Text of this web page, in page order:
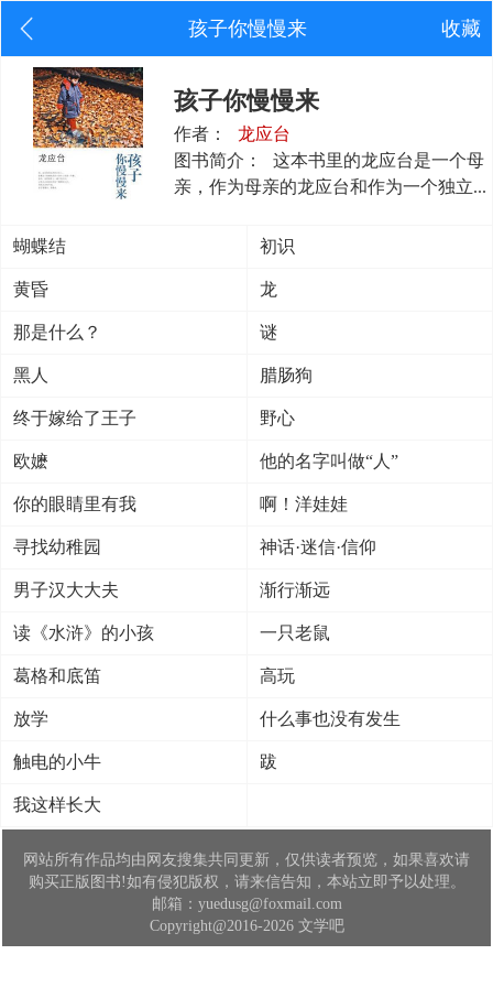
孩子你慢慢来 收藏
孩子你慢慢来
作者：
龙应台
图书简介：
这本书里的龙应台是一个母
亲，作为母亲的龙应台和作为一个独立...
蝴蝶结 初识
黄昏 龙
那是什么？ 谜
黑人 腊肠狗
终于嫁给了王子 野心
欧嬷 他的名字叫做“人”
你的眼睛里有我 啊！洋娃娃
寻找幼稚园 神话·迷信·信仰
男子汉大大夫 渐行渐远
读《水浒》的小孩 一只老鼠
葛格和底笛 高玩
放学 什么事也没有发生
触电的小牛 跋
我这样长大
网站所有作品均由网友搜集共同更新，仅供读者预览，如果喜欢请
购买正版图书!如有侵犯版权，请来信告知，本站立即予以处理。
邮箱：yuedusg@foxmail.com
Copyright@2016-2026 文学吧